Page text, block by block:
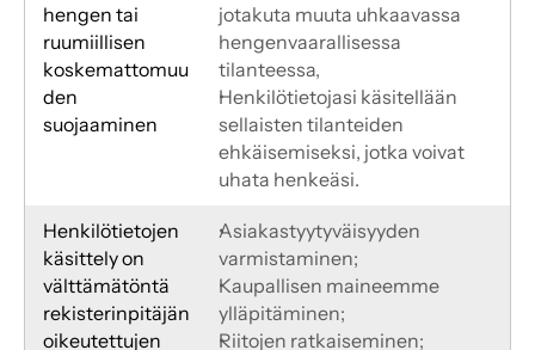
hengen tai
ruumiillisen
koskemattomuu
den
suojaaminen
jotakuta muuta uhkaavassa
hengenvaarallisessa
tilanteessa,
Henkilötietojasi käsitellään
sellaisten tilanteiden
ehkäisemiseksi, jotka voivat
uhata henkeäsi.
Henkilötietojen
käsittely on
välttämätöntä
rekisterinpitäjän
oikeutettujen
Asiakastyytyväisyyden
varmistaminen;
Kaupallisen maineemme
ylläpitäminen;
Riitojen ratkaiseminen;